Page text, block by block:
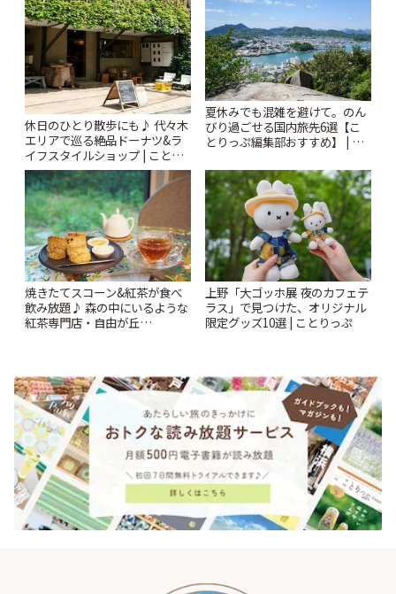
休日のひとり散歩にも♪ 代々木
エリアで巡る絶品ドーナツ&ラ
イフスタイルショップ | ことり
っぷ
夏休みでも混雑を避けて。のん
びり過ごせる国内旅先6選【こ
とりっぷ編集部おすすめ】 | こ
焼きたてスコーン&紅茶が食べ
飲み放題♪ 森の中にいるような
紅茶専門店・自由が丘
上野「大ゴッホ展 夜のカフェテ
ラス」で見つけた、オリジナル
限定グッズ10選 | ことりっぷ